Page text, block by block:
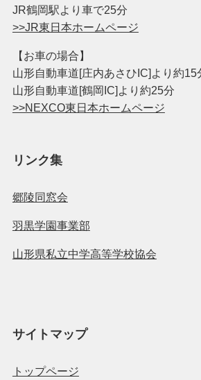
JR鶴岡駅より車で25分
>>JR東日本ホームページ
【お車の場合】
山形自動車道[庄内あさひIC]より約15
山形自動車道[鶴岡IC]より約25分
>>NEXCO東日本ホームページ
リンク集
郷陵同窓会
羽黒学園事業部
山形県私立中学高等学校協会
サイトマップ
トップページ